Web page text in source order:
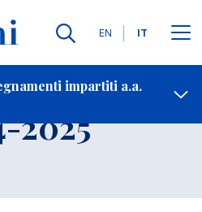
Lingue
EN IT
impartiti a.a.
Contatti
2025